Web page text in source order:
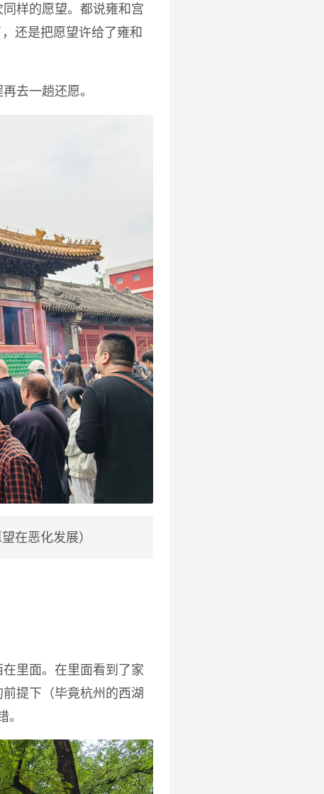
样的愿望。都说雍和宫
还是把愿望许给了雍和
去一趟还愿。
在恶化发展）
里面。在里面看到了家
提下（毕竟杭州的西湖